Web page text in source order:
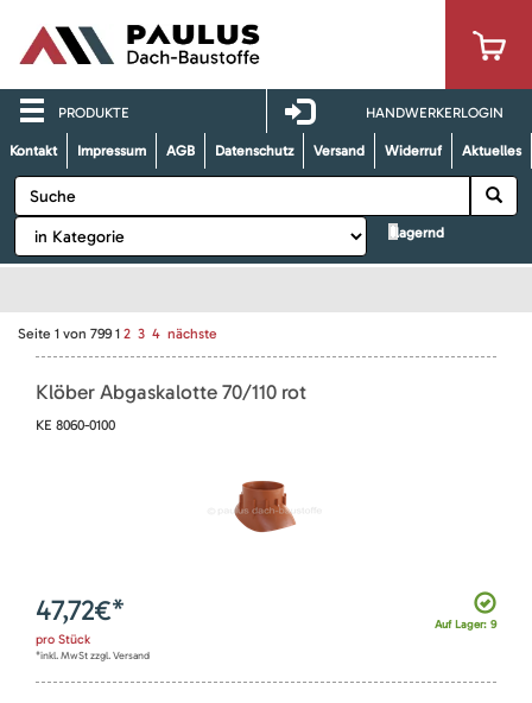
PRODUKTE HANDWERKERLOGIN
Kontakt Impressum AGB Datenschutz Versand Widerruf Aktuelles
lagernd
Seite 1 von 799 1 2 3 4 nächste
Klöber Abgaskalotte 70/110 rot
KE 8060-0100
Auf Lager: 9
47,72€*
pro Stück
*inkl. MwSt zzgl. Versand